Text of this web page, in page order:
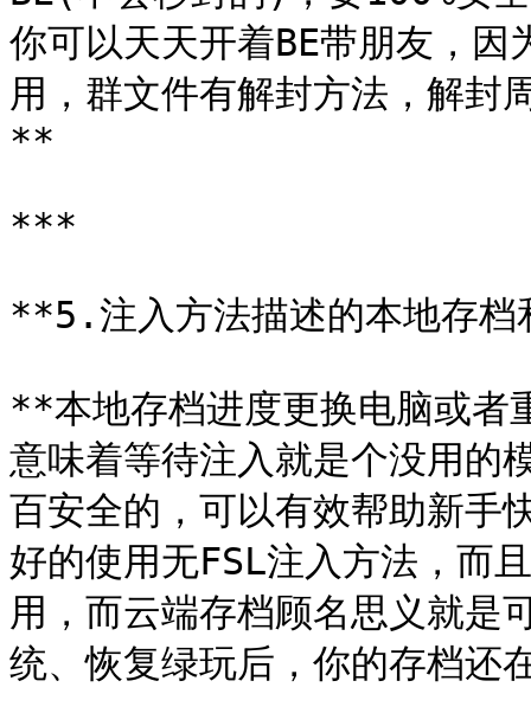
你可以天天开着BE带朋友，
用，群文件有解封方法，解封
**
***
**5.注入方法描述的本地存档
**本地存档进度更换电脑或者
意味着等待注入就是个没用的
百安全的，可以有效帮助新手
好的使用无FSL注入方法，而
用，而云端存档顾名思义就是